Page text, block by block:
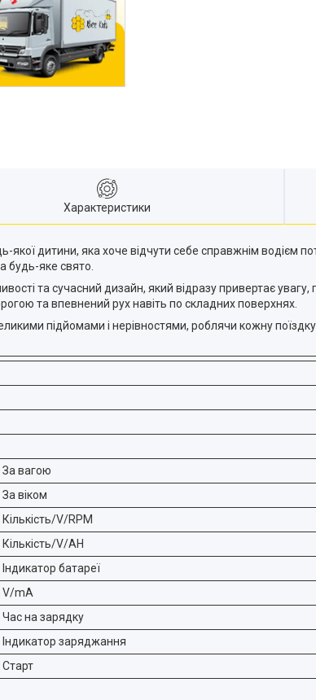
Характеристики
якої дитини, яка хоче відчути себе справжнім водієм
будь-яке свято.
та сучасний дизайн, який відразу привертає
та впевнений рух навіть по складних поверхнях.
підйомами і нерівностями, роблячи кожну
За вагою
За віком
Кількість/V/RPM
Кількість/V/AH
Індикатор батареї
V/mA
Час на зарядку
Індикатор заряджання
Старт